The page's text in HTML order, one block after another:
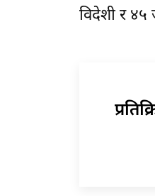
विदेशी र